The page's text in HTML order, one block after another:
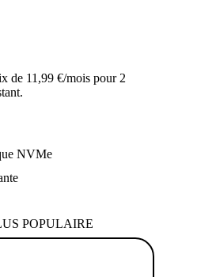
de 11,99 €/mois pour 2
NVMe
POPULAIRE